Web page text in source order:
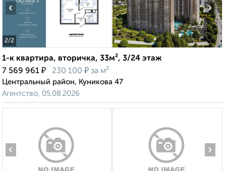
2/2
‹ ›
1-к квартира, вторичка, 33м², 3/24 этаж
7 569 961 ₽ 230 100 ₽ за м²
Центральный район, Куникова 47
Агентство, 05.08.2026
‹ ›